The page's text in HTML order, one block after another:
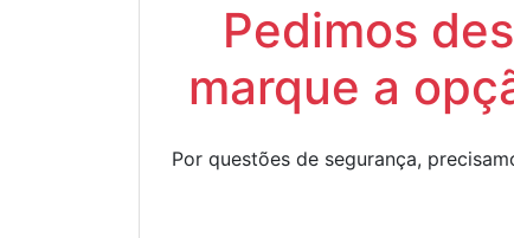
Pedimos
marque a
Por questões de segurança,